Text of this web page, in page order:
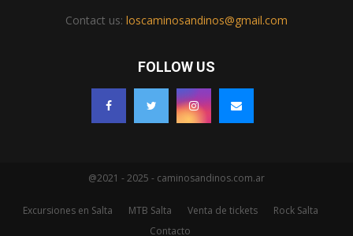
Contact us: loscaminosandinos@gmail.com
FOLLOW US
@2021 - 2025 - caminosandinos.com.ar
Excursiones en Salta MTB Salta Venta de tickets
Rock Salta
Contacto